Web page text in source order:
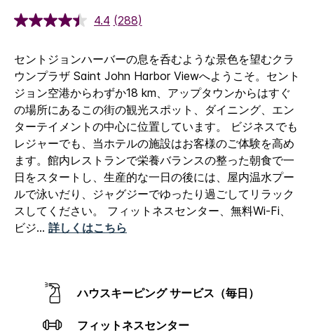
4.4 (288)
セントジョンハーバーの息を呑むような景色を望むクラ
ウンプラザ Saint John Harbor Viewへようこそ。セント
ジョン空港からわずか18 km、アップタウンからはすぐ
の場所にあるこの街の観光スポット、ダイニング、エン
ターテイメントの中心に位置しています。
ビジネスでも
レジャーでも、当ホテルの施設はお客様のご体験を高め
ます。館内レストランで栄養バランスの整った朝食で一
日をスタートし、生産的な一日の後には、屋内温水プー
ルで泳いだり、ジャグジーでゆったり過ごしてリラック
スしてください。
フィットネスセンター、無料Wi-Fi、
ビジ... 詳しくはこちら
ハウスキーピング サービス（毎日）
フィットネスセンター